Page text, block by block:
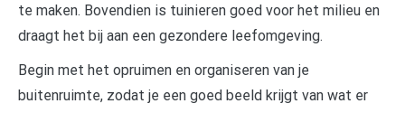
te maken. Bovendien is tuinieren goed voor het milieu en
draagt het bij aan een gezondere leefomgeving.
Begin met het opruimen en organiseren van je
buitenruimte, zodat je een goed beeld krijgt van wat er